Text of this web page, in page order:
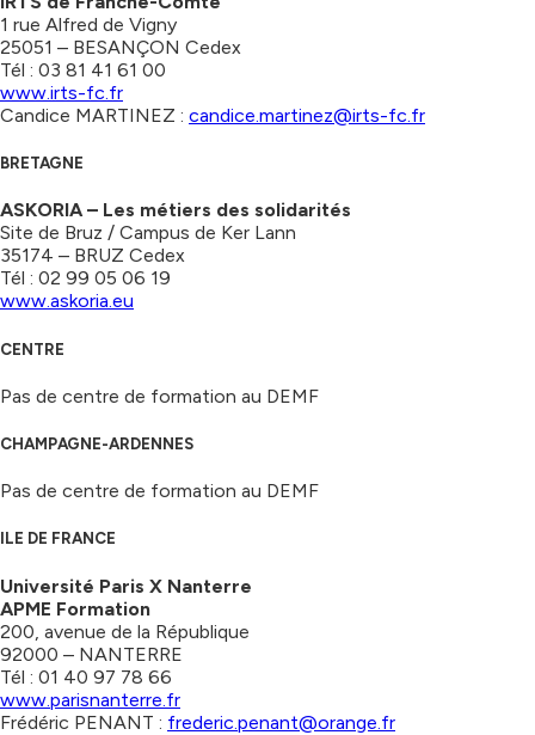
1 rue Alfred de Vigny
25051 – BESANÇON Cedex
Tél : 03 81 41 61 00
www.irts-fc.fr
Candice MARTINEZ : candice.martinez@irts-fc.fr
BRETAGNE
ASKORIA – Les métiers des solidarités
Site de Bruz / Campus de Ker Lann
35174 – BRUZ Cedex
Tél : 02 99 05 06 19
www.askoria.eu
CENTRE
Pas de centre de formation au DEMF
CHAMPAGNE-ARDENNES
Pas de centre de formation au DEMF
ILE DE FRANCE
Université Paris X Nanterre
APME Formation
200, avenue de la République
92000 – NANTERRE
Tél : 01 40 97 78 66
www.parisnanterre.fr
Frédéric PENANT : frederic.penant@orange.fr